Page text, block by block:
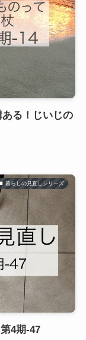
る！じいじの
暮らしの見直しシリーズ
4期-47